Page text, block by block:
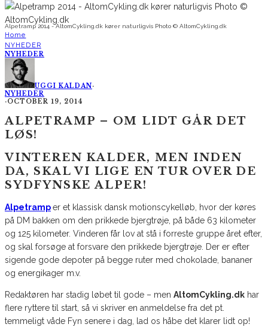
Alpetramp 2014 - AltomCykling.dk kører naturligvis Photo © AltomCykling.dk
Home
NYHEDER
NYHEDER
UGGI KALDAN·
NYHEDER
·OCTOBER 19, 2014
ALPETRAMP – OM LIDT GÅR DET
LØS!
VINTEREN KALDER, MEN INDEN
DA, SKAL VI LIGE EN TUR OVER DE
SYDFYNSKE ALPER!
Alpetramper et klassisk dansk motionscykelløb, hvor der køres
på DM bakken om den prikkede bjergtrøje, på både 63 kilometer
og 125 kilometer. Vinderen får lov at stå i forreste gruppe året efter,
og skal forsøge at forsvare den prikkede bjergtrøje. Der er efter
sigende gode depoter på begge ruter med chokolade, bananer
og energikager m.v.
Redaktøren har stadig løbet til gode – men AltomCykling.dk har
flere ryttere til start, så vi skriver en anmeldelse fra det pt.
temmeligt våde Fyn senere i dag, lad os håbe det klarer lidt op!